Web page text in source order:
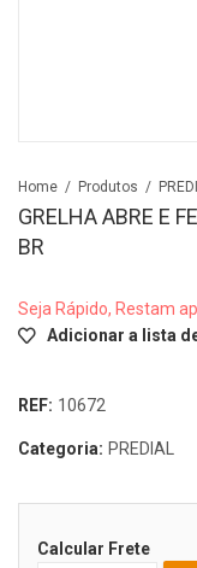
Home Produtos
GRELHA ABRE E
BR
Seja Rápido, Restam
Adicionar a lista
REF: 10672
Categoria: PREDIAL
Calcular Frete